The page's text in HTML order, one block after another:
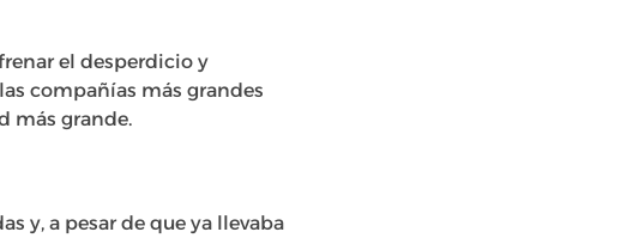
el desperdicio y
compañías más grandes
más grande.
y, a pesar de que ya llevaba